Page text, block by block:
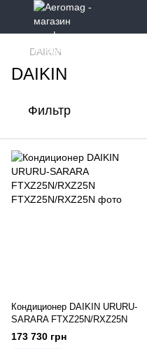
DAIKIN
DAIKIN
Фильтр
Кондиционер DAIKIN URURU-
SARARA FTXZ25N/RXZ25N
173 730 грн